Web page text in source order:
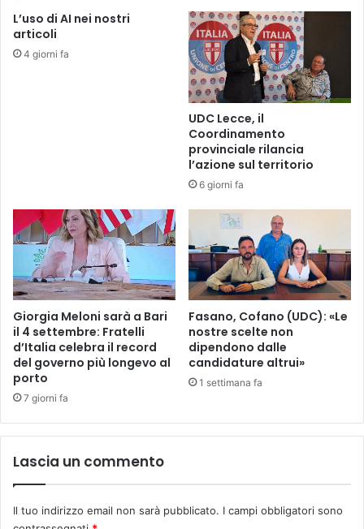
L’uso di AI nei nostri
articoli
4 giorni fa
UDC Lecce, il
Coordinamento
provinciale rilancia
l’azione sul territorio
6 giorni fa
Giorgia Meloni sarà a Bari
il 4 settembre: Fratelli
d’Italia celebra il record
del governo più longevo al
porto
7 giorni fa
Fasano, Cofano (UDC): «Le
nostre scelte non
dipendono dalle
candidature altrui»
1 settimana fa
Lascia un commento
Il tuo indirizzo email non sarà pubblicato. I campi obbligatori sono